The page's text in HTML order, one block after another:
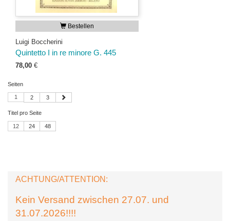
Bestellen
Luigi Boccherini
Quintetto I in re minore G. 445
78,00 €
Seiten
1 2 3
Titel pro Seite
12 24 48
ACHTUNG/ATTENTION:
Kein Versand zwischen 27.07. und
31.07.2026!!!!